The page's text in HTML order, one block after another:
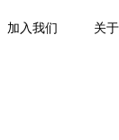
加入我们 关